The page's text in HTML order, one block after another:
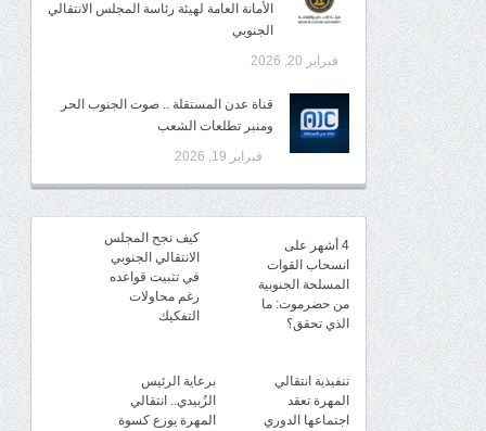
الأمانة العامة لهيئة رئاسة المجلس الانتقالي
الجنوبي
فبراير 20, 2026
قناة عدن المستقلة .. صوت الجنوب الحر
ومنبر تطلعات الشعب
فبراير 19, 2026
4 أشهر على
انسحاب القوات
المسلحة الجنوبية
من حضرموت: ما
الذي تحقق؟
كيف نجح المجلس
الانتقالي الجنوبي
في تثبيت قواعده
رغم محاولات
التفكيك
تنفيذية انتقالي
المهرة تعقد
اجتماعها الدوري
برعاية الرئيس
الزُبيدي.. انتقالي
المهرة يوزع كسوة